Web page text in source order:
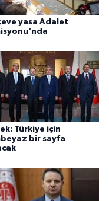
yasa Adalet
Türkiye için
bir sayfa